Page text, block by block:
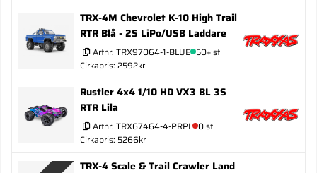
TRX-4M Chevrolet K-10 High Trail
RTR Blå - 2S LiPo/USB Laddare
Artnr: TRX97064-1-BLUE 50+ st
Cirkapris: 2592kr
Rustler 4x4 1/10 HD VX3 BL 3S
RTR Lila
Artnr: TRX67464-4-PRPL 0 st
Cirkapris: 5266kr
TRX-4 Scale & Trail Crawler Land